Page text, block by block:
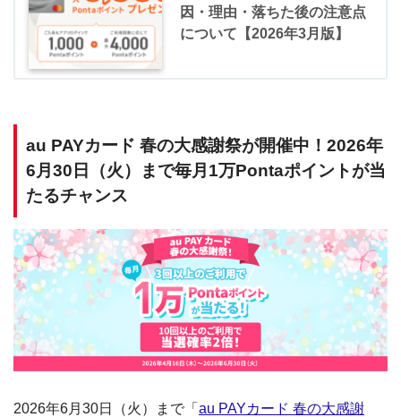
因・理由・落ちた後の注意点
について【2026年3月版】
au PAYカード 春の大感謝祭が開催中！2026年
6月30日（火）まで毎月1万Pontaポイントが当
たるチャンス
2026年6月30日（火）まで「 au PAYカード 春の大感謝